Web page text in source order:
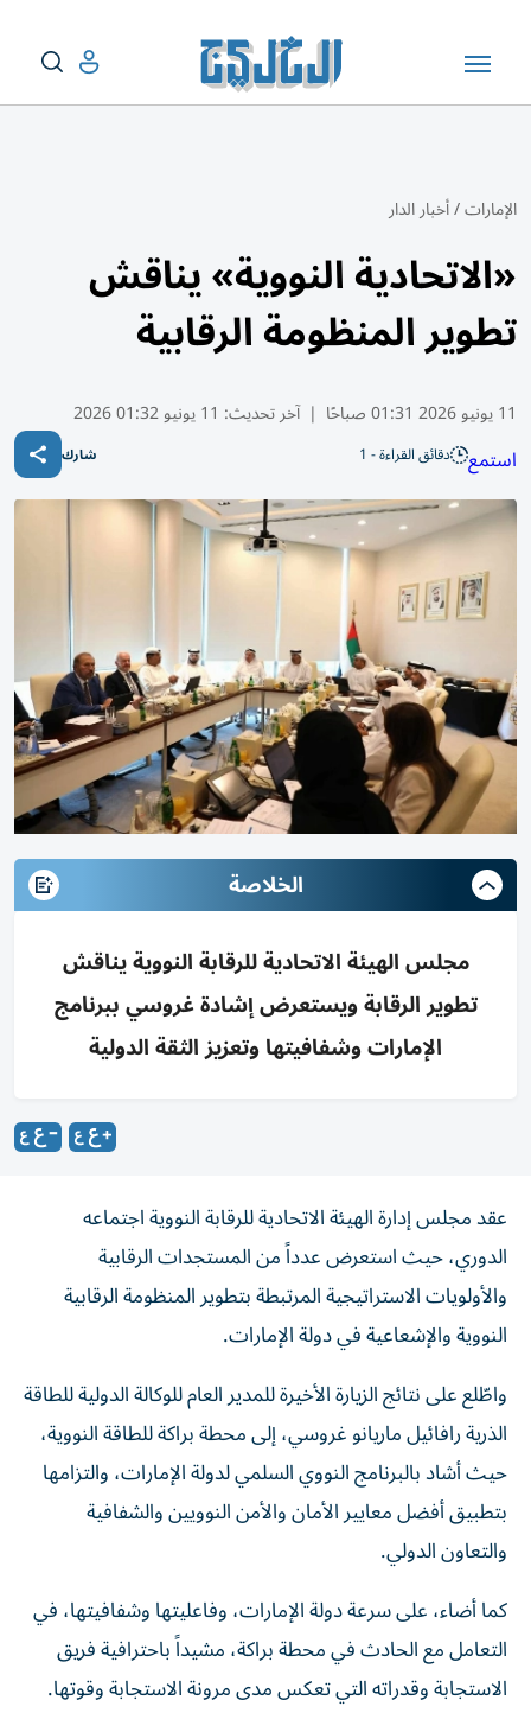
الإمارات/أخبار الدار
«الاتحادية النووية» يناقش
تطوير المنظومة الرقابية
11 يونيو 2026 01:31 صباحًا | آخر تحديث: 11 يونيو 01:32 2026
استمع دقائق القراءة - 1 شارك
الخلاصة
مجلس الهيئة الاتحادية للرقابة النووية يناقش
تطوير الرقابة ويستعرض إشادة غروسي ببرنامج
الإمارات وشفافيتها وتعزيز الثقة الدولية
عقد مجلس إدارة الهيئة الاتحادية للرقابة النووية اجتماعه
الدوري، حيث استعرض عدداً من المستجدات الرقابية
والأولويات الاستراتيجية المرتبطة بتطوير المنظومة الرقابية
النووية والإشعاعية في دولة الإمارات.
واطّلع على نتائج الزيارة الأخيرة للمدير العام للوكالة الدولية للطاقة
الذرية رافائيل ماريانو غروسي، إلى محطة براكة للطاقة النووية،
حيث أشاد بالبرنامج النووي السلمي لدولة الإمارات، والتزامها
بتطبيق أفضل معايير الأمان والأمن النوويين والشفافية
والتعاون الدولي.
كما أضاء، على سرعة دولة الإمارات، وفاعليتها وشفافيتها، في
التعامل مع الحادث في محطة براكة، مشيداً باحترافية فريق
الاستجابة وقدراته التي تعكس مدى مرونة الاستجابة وقوتها.